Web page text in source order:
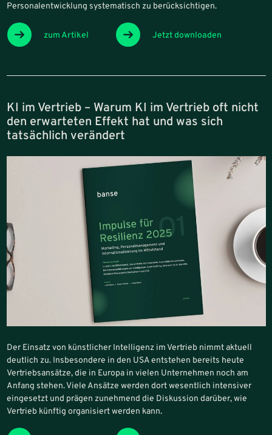
Personalentwicklung systematisch zu berücksichtigen.
zum Artikel Jetzt downloaden
KI im Vertrieb – Warum KI im Vertrieb oft nicht
den erwarteten Effekt hat und was sich
tatsächlich verändert
Der Einsatz von künstlicher Intelligenz im Vertrieb nimmt aktuell
deutlich zu. Insbesondere in den USA entstehen bereits heute
Vertriebsansätze, die in Europa in vielen Unternehmen noch am
Anfang stehen. Viele Ansätze werden dort wesentlich intensiver
eingesetzt und prägen zunehmend die Diskussion darüber, wie
Vertrieb künftig organisiert werden kann.